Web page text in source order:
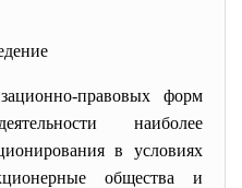
правовых форм
наиболее
в условиях
общества и